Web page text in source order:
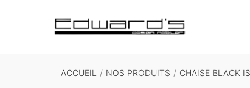
ACCUEIL / NOS PRODUITS / CHAISE BLACK